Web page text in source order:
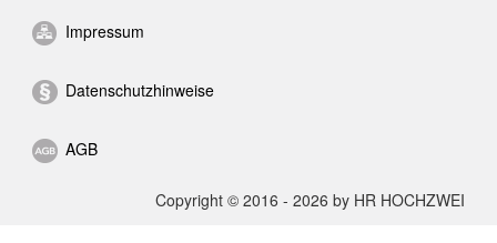
Impressum
Datenschutzhinweise
AGB
Copyright © 2016 - 2026 by HR HOCHZWEI